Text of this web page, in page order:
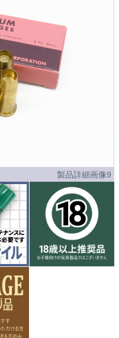
製品詳細画像9